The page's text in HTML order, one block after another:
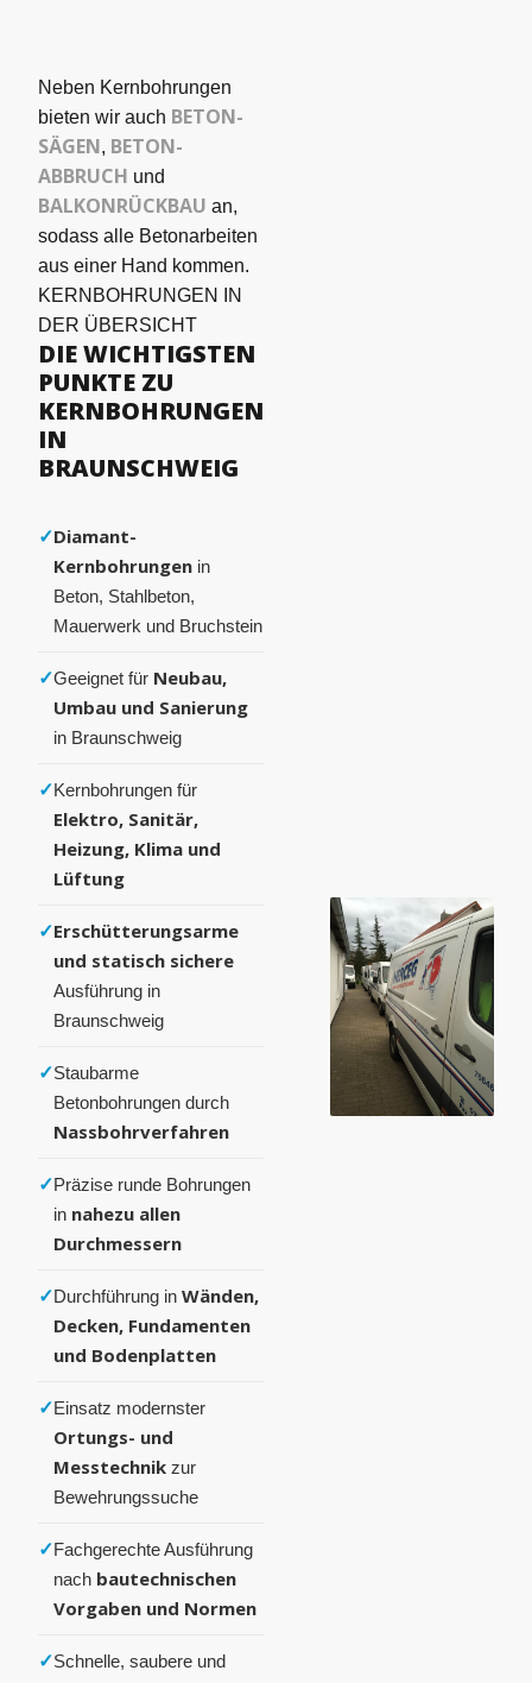
Neben Kernbohrungen
bieten wir auch BETON­
SÄGEN, BETON-
ABBRUCH und
BALKONRÜCKBAU an,
sodass alle Betonarbeiten
aus einer Hand kommen.
KERNBOHRUNGEN IN
DER ÜBERSICHT
DIE WICHTIGSTEN
PUNKTE ZU
KERNBOHRUNGEN
IN
BRAUNSCHWEIG
✓Diamant-
Kernbohrungen in
Beton, Stahlbeton,
Mauerwerk und Bruchstein
✓Geeignet für Neubau,
Umbau und Sanierung
in Braunschweig
✓Kernbohrungen für
Elektro, Sanitär,
Heizung, Klima und
Lüftung
✓Erschütterungsarme
und statisch sichere
Ausführung in
Braunschweig
✓Staubarme
Betonbohrungen durch
Nassbohrverfahren
✓Präzise runde Bohrungen
in nahezu allen
Durchmessern
✓Durchführung in Wänden,
Decken, Fundamenten
und Bodenplatten
✓Einsatz modernster
Ortungs- und
Messtechnik zur
Bewehrungssuche
✓Fachgerechte Ausführung
nach bautechnischen
Vorgaben und Normen
✓Schnelle, saubere und